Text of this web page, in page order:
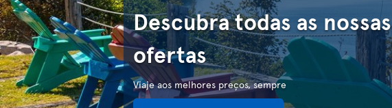
Descubra todas as nossas
ofertas
Viaje aos melhores preços, sempre